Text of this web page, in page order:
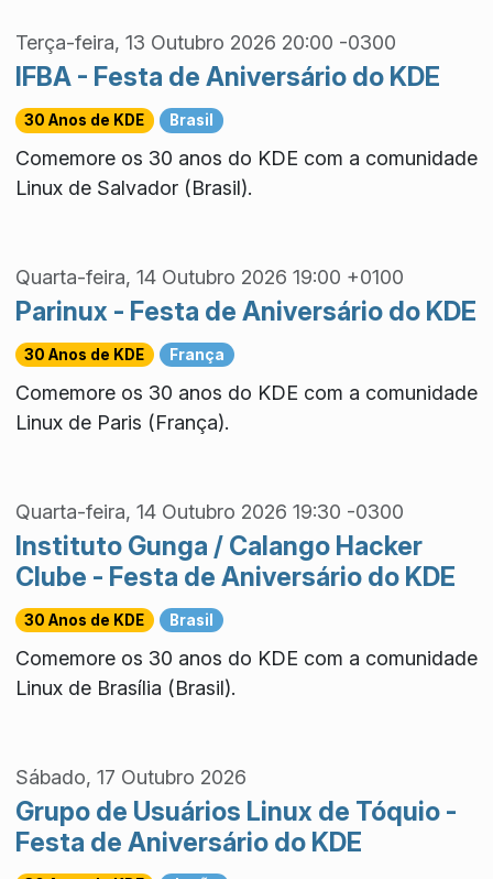
Terça-feira, 13 Outubro 2026 20:00 -0300
IFBA - Festa de Aniversário do KDE
30 Anos de KDE Brasil
Comemore os 30 anos do KDE com a comunidade
Linux de Salvador (Brasil).
Quarta-feira, 14 Outubro 2026 19:00 +0100
Parinux - Festa de Aniversário do KDE
30 Anos de KDE França
Comemore os 30 anos do KDE com a comunidade
Linux de Paris (França).
Quarta-feira, 14 Outubro 2026 19:30 -0300
Instituto Gunga / Calango Hacker
Clube - Festa de Aniversário do KDE
30 Anos de KDE Brasil
Comemore os 30 anos do KDE com a comunidade
Linux de Brasília (Brasil).
Sábado, 17 Outubro 2026
Grupo de Usuários Linux de Tóquio -
Festa de Aniversário do KDE